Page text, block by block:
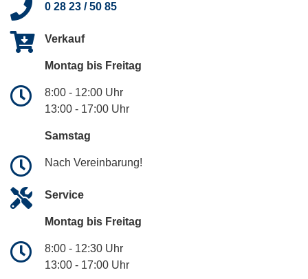
0 28 23 / 50 85
Verkauf
Montag bis Freitag
8:00 - 12:00 Uhr
13:00 - 17:00 Uhr
Samstag
Nach Vereinbarung!
Service
Montag bis Freitag
8:00 - 12:30 Uhr
13:00 - 17:00 Uhr